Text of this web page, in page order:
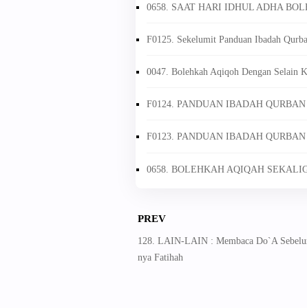
0658. SAAT HARI IDHUL ADHA
F0125. Sekelumit Panduan Ibadah
0047. Bolehkah Aqiqoh Dengan Selain
F0124. PANDUAN IBADAH
F0123. PANDUAN IBADAH
0658. BOLEHKAH AQIQAH
PREV
128. LAIN-LAIN : Membaca Do`A
nya Fatihah